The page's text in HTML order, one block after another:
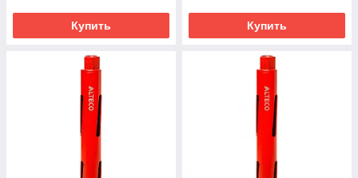
Купить Купить